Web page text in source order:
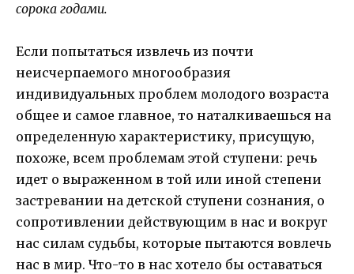
сорока годами.
Если попытаться извлечь из почти
неисчерпаемого многообразия
индивидуальных проблем молодого возраста
общее и самое главное, то наталкиваешься на
определенную характеристику, присущую,
похоже, всем проблемам этой ступени: речь
идет о выраженном в той или иной степени
застревании на детской ступени сознания, о
сопротивлении действующим в нас и вокруг
нас силам судьбы, которые пытаются вовлечь
нас в мир. Что-то в нас хотело бы оставаться